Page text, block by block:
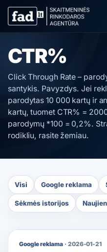
CTR%
Click Through Rate –
santykis. Pavyzdys. Jei
parodytas 10 000 kartų ir
kartų, tuomet CTR% =
parodymų *100 = 0,2%.
rodikliu, rasite žemiau.
Visi Google reklama
Sėkmės istorijos
Google reklama · 2026-01-21